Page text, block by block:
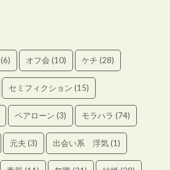
(6) オフ会 (10) ケチ (28)
セミフィクション (15)
ペアローン (3) モラハラ (74)
元夫 (3) 出会い系 浮気(1)